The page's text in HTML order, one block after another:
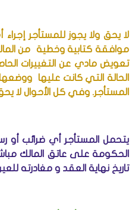
لا يحق ولا يجوز للمستأجر
موافقة كتابية وخطية من
تعويض مادي عن التغييرات
الحالة التي كانت عليها
المستأجر. وفي كل الأحوال لا
يتحمل المستأجر أي ضرائب أو
الحكومة على عاتق المالك
تاريخ نهاية العقد و مغادرته